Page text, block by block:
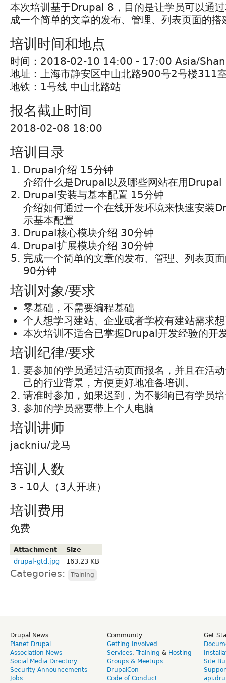
本次培训基于Drupal 8，目的是让学员可以通
成一个简单的文章的发布、管理、列表页面的搭
培训时间和地点
时间：2018-02-10 14:00 - 17:00 Asia/
地址：上海市静安区中山北路900号2号楼311
地铁：1号线 中山北路站
报名截止时间
2018-02-08 18:00
培训目录
Drupal介绍 15分钟
介绍什么是Drupal以及哪些网站在用Drupal
Drupal安装与基本配置 15分钟
介绍如何通过一个在线开发环境来快速安装
示基本配置
Drupal核心模块介绍 30分钟
Drupal扩展模块介绍 30分钟
完成一个简单的文章的发布、管理、列表页
90分钟
培训对象/要求
零基础，不需要编程基础
个人想学习建站、企业或者学校有建站需求
本次培训不适合已掌握Drupal开发经验的开
培训纪律/要求
要参加的学员通过活动页面报名，并且在活
己的行业背景，方便更好地准备培训。
请准时参加，如果迟到，为不影响已有学员
参加的学员需要带上个人电脑
培训讲师
jackniu/龙马
培训人数
3 - 10人（3人开班）
培训费用
免费
Attachment
Size
drupal-gtd.jpg
163.23 KB
Categories: Training
Drupal News
Planet Drupal
Association News
Social Media Directory
Security Announcements
Jobs
Community
Getting Involved
Services, Training & Hosting
Groups & Meetups
DrupalCon
Code of Conduct
Get
Site